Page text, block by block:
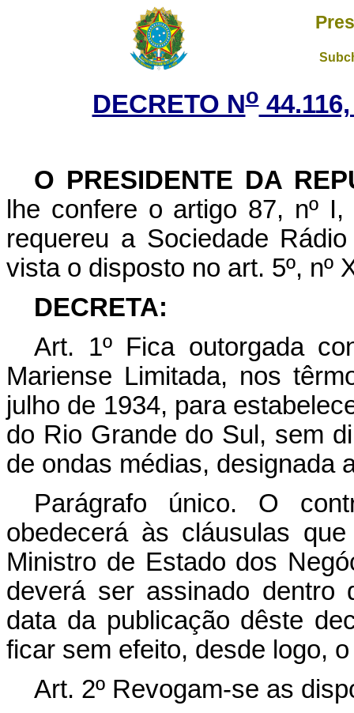
DECRETO No44.116,
O PRESIDENTE DA
lhe confere o artigo 87, nº
requereu a Sociedade
vista o disposto no art. 5º, nº
DECRETA:
Art. 1º Fica outorgada
Mariense Limitada, nos
julho de 1934, para
do Rio Grande do Sul, sem
de ondas médias, designada
Parágrafo único. O
obedecerá às cláusulas
Ministro de Estado dos
deverá ser assinado
data da publicação dêste
ficar sem efeito, desde logo,
Art. 2º Revogam-se as